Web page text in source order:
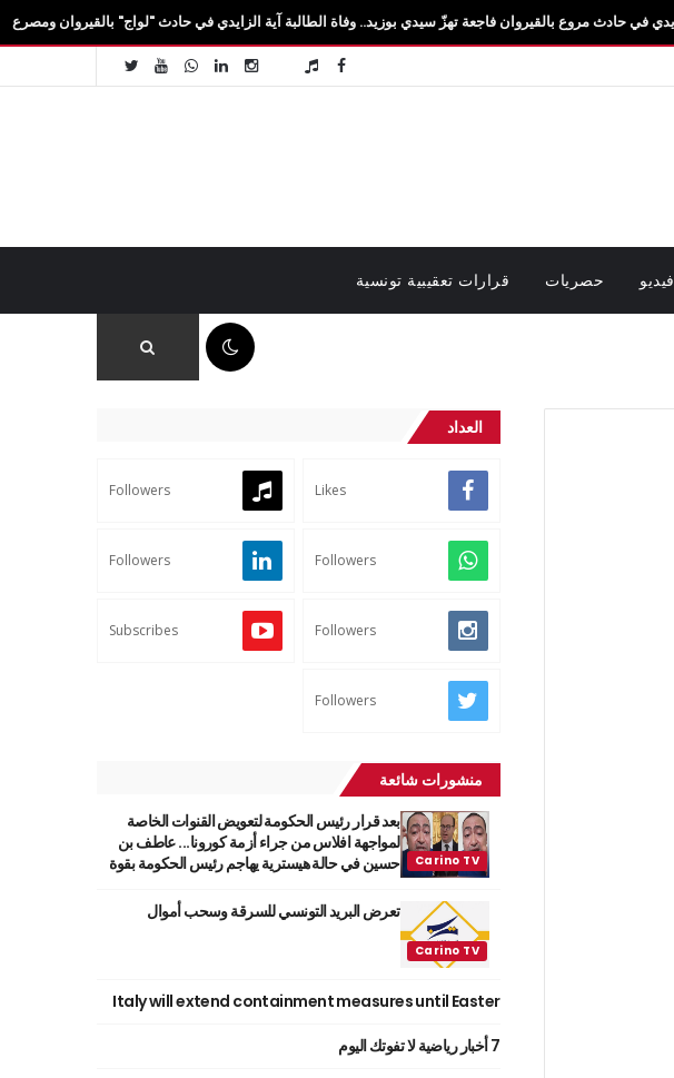
بالقيروان فاجعة تهزّ سيدي بوزيد.. وفاة الطالبة آية الزايدي في حادث "لواج" بالقيروان ومصرع 3 آخرين
فيديو حصريات قرارات تعقيبية تونسية
العداد
Likes
Followers
Followers
Followers
Followers
Subscribes
Followers
منشورات شائعة
بعد قرار رئيس الحكومة لتعويض القنوات الخاصة
لمواجهة افلاس من جراء أزمة كورونا... عاطف بن
حسين في حالة هيسترية يهاجم رئيس الحكومة بقوة
تعرض البريد التونسي للسرقة وسحب أموال
Italy will extend containment measures until Easter
7 أخبار رياضية لا تفوتك اليوم